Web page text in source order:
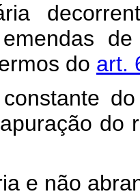
do art.
do
e não